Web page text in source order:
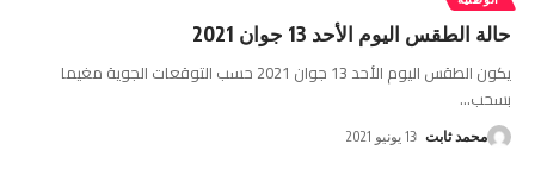
حالة الطقس اليوم الأحد 13 جوان 2021
يكون الطقس اليوم الأحد 13 جوان 2021 حسب التوقعات الجوية مغيما
بسحب…
محمد ثابت 13 يونيو 2021